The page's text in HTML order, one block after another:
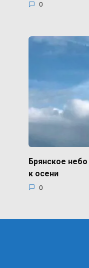
0
Брянское
к осени
0